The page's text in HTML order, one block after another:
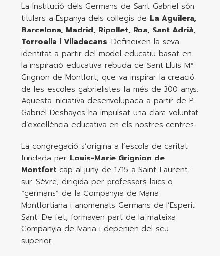
La Institució dels Germans de Sant Gabriel són
titulars a Espanya dels col·legis de La Aguilera,
Barcelona, Madrid, Ripollet, Roa, Sant Adrià,
Torroella i Viladecans. Defineixen la seva
identitat a partir del model educatiu basat en
la inspiració educativa rebuda de Sant Lluís Mª
Grignon de Montfort, que va inspirar la creació
de les escoles gabrielistes fa més de 300 anys.
Aquesta iniciativa desenvolupada a partir de P.
Gabriel Deshayes ha impulsat una clara voluntat
d’excel·lència educativa en els nostres centres.
La congregació s’origina a l’escola de caritat
fundada per Louis-Marie Grignion de
Montfortcap al juny de 1715 a Saint-Laurent-
sur-Sèvre, dirigida per professors laics o
“germans” de la Companyia de Maria
Montfortiana i anomenats Germans de l’Esperit
Sant. De fet, formaven part de la mateixa
Companyia de Maria i depenien del seu
superior.